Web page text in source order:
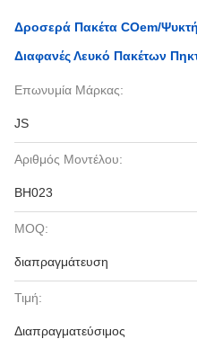
Δροσερά Πακέτα COem/
Διαφανές Λευκό Πακέτων
Επωνυμία Μάρκας:
JS
Αριθμός Μοντέλου:
BH023
MOQ:
διαπραγμάτευση
Τιμή:
Διαπραγματεύσιμος